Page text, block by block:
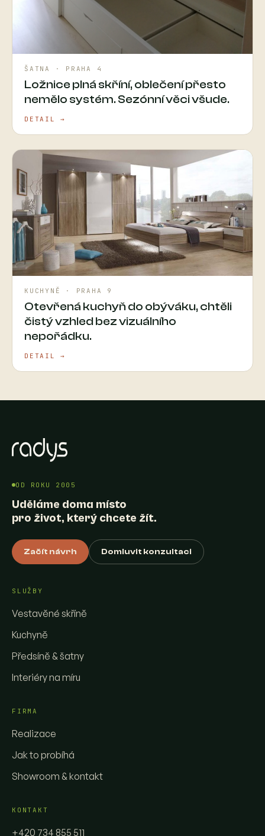
ŠATNA · PRAHA 4
Ložnice plná skříní, oblečení přesto
nemělo systém. Sezónní věci všude.
DETAIL →
KUCHYNĚ · PRAHA 9
Otevřená kuchyň do obýváku, chtěli
čistý vzhled bez vizuálního
nepořádku.
DETAIL →
OD ROKU 2005
Uděláme doma místo
pro život, který chcete žít.
Začít návrh Domluvit konzultaci
SLUŽBY
Vestavěné skříně
Kuchyně
Předsíně & šatny
Interiéry na míru
FIRMA
Realizace
Jak to probíhá
Showroom & kontakt
KONTAKT
+420 734 855 511